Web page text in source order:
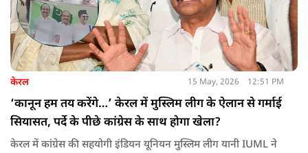
केरल 15 May, 2026 12:51 PM
‘कानून हम तय करेंगे…’ केरल में मुस्लिम लीग के ऐलान से गर्माई
सियासत, पर्दे के पीछे कांग्रेस के साथ होगा खेला?
केरल में कांग्रेस की सहयोगी इंडियन यूनियन मुस्लिम लीग यानी IUML ने